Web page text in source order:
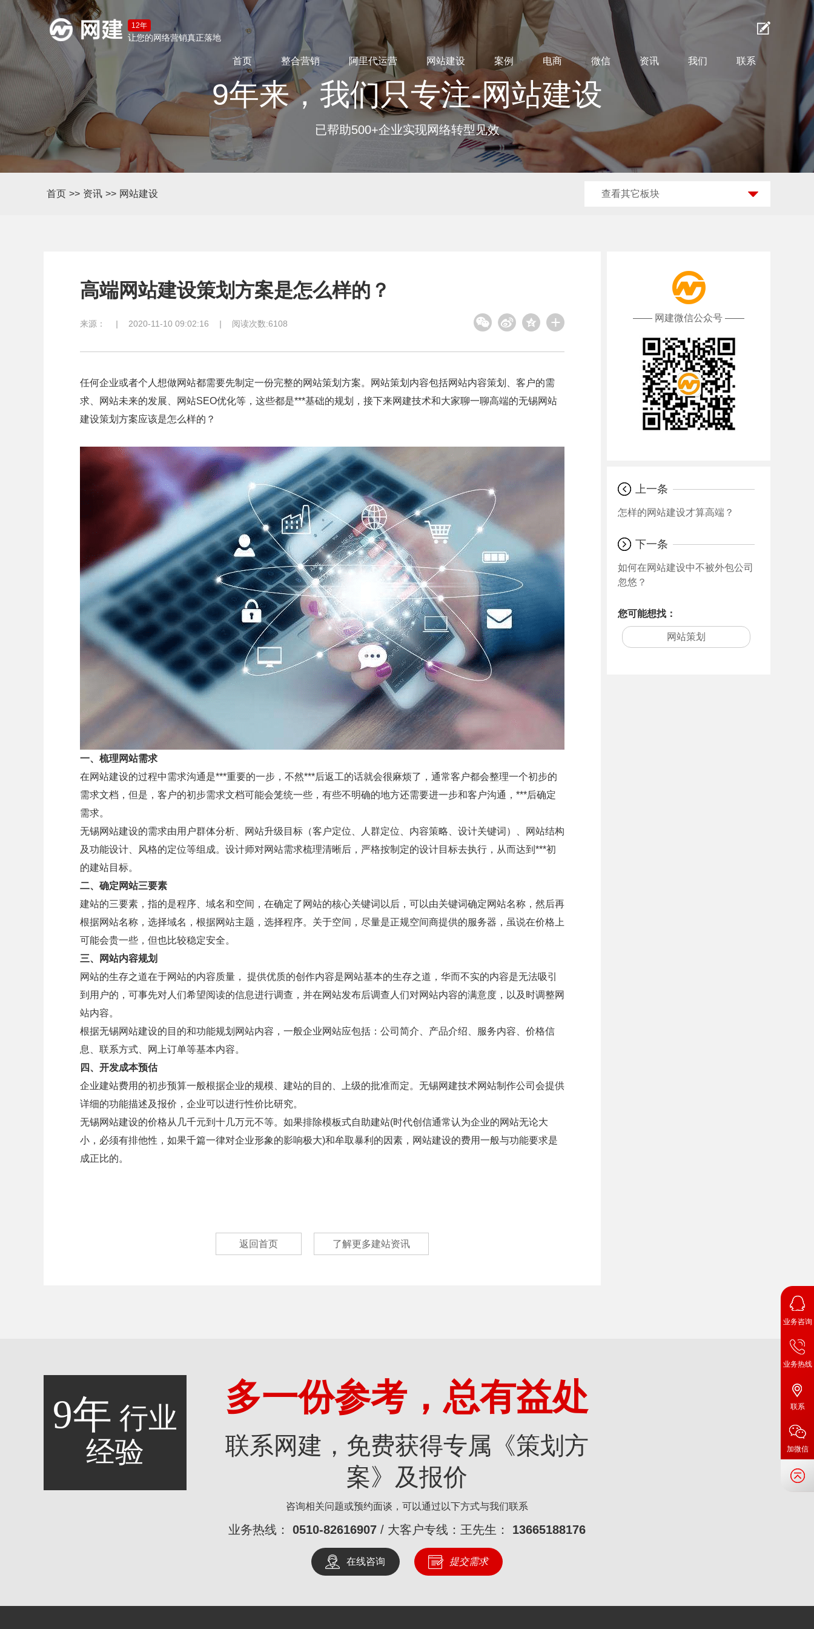
12年
让您的网络营销真正落地
首页 整合营销 阿里代运营 网站建设 案例 电商 微信 资讯 我们 联系
9年来，我们只专注-网站建设
已帮助500+企业实现网络转型见效
首页 >> 资讯 >> 网站建设 查看其它板块
高端网站建设策划方案是怎么样的？
来源： | 2020-11-10 09:02:16 | 阅读次数:6108
任何企业或者个人想做网站都需要先制定一份完整的网站策划方案。网站策划内容包括网站内容策划、客户的需
求、网站未来的发展、网站SEO优化等，这些都是***基础的规划，接下来网建技术和大家聊一聊高端的无锡网站
建设策划方案应该是怎么样的？
一、梳理网站需求
在网站建设的过程中需求沟通是***重要的一步，不然***后返工的话就会很麻烦了，通常客户都会整理一个初步的
需求文档，但是，客户的初步需求文档可能会笼统一些，有些不明确的地方还需要进一步和客户沟通，***后确定
需求。
无锡网站建设的需求由用户群体分析、网站升级目标（客户定位、人群定位、内容策略、设计关键词）、网站结构
及功能设计、风格的定位等组成。设计师对网站需求梳理清晰后，严格按制定的设计目标去执行，从而达到***初
的建站目标。
二、确定网站三要素
建站的三要素，指的是程序、域名和空间，在确定了网站的核心关键词以后，可以由关键词确定网站名称，然后再
根据网站名称，选择域名，根据网站主题，选择程序。关于空间，尽量是正规空间商提供的服务器，虽说在价格上
可能会贵一些，但也比较稳定安全。
三、网站内容规划
网站的生存之道在于网站的内容质量， 提供优质的创作内容是网站基本的生存之道，华而不实的内容是无法吸引
到用户的，可事先对人们希望阅读的信息进行调查，并在网站发布后调查人们对网站内容的满意度，以及时调整网
站内容。
根据无锡网站建设的目的和功能规划网站内容，一般企业网站应包括：公司简介、产品介绍、服务内容、价格信
息、联系方式、网上订单等基本内容。
四、开发成本预估
企业建站费用的初步预算一般根据企业的规模、建站的目的、上级的批准而定。无锡网建技术网站制作公司会提供
详细的功能描述及报价，企业可以进行性价比研究。
无锡网站建设的价格从几千元到十几万元不等。如果排除模板式自助建站(时代创信通常认为企业的网站无论大
小，必须有排他性，如果千篇一律对企业形象的影响极大)和牟取暴利的因素，网站建设的费用一般与功能要求是
成正比的。
返回首页 了解更多建站资讯
—— 网建微信公众号 ——
上一条
怎样的网站建设才算高端？
下一条
如何在网站建设中不被外包公司
忽悠？
您可能想找：
网站策划
9年 行业
经验
多一份参考，总有益处
联系网建，免费获得专属《策划方
案》及报价
咨询相关问题或预约面谈，可以通过以下方式与我们联系
业务热线： 0510-82616907 / 大客户专线：王先生： 13665188176
在线咨询 提交需求
业务咨询
业务热线
联系
加微信